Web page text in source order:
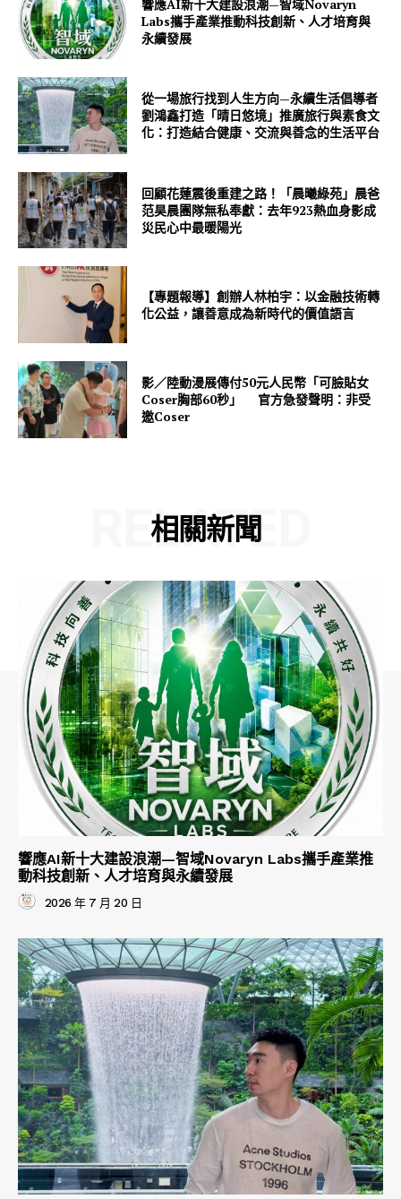
響應AI新十大建設浪潮—智域Novaryn
Labs攜手產業推動科技創新、人才培育與
永續發展
從一場旅行找到人生方向—永續生活倡導者
劉鴻鑫打造「晴日悠境」推廣旅行與素食文
化：打造結合健康、交流與善念的生活平台
回顧花蓮震後重建之路！「晨曦綠苑」晨爸
范昊晨團隊無私奉獻：去年923熱血身影成
災民心中最暖陽光
【專題報導】創辦人林柏宇：以金融技術轉
化公益，讓善意成為新時代的價值語言
影／陸動漫展傳付50元人民幣「可臉貼女
Coser胸部60秒」 官方急發聲明：非受
邀Coser
相關新聞
RELATED
響應AI新十大建設浪潮—智域Novaryn Labs攜手產業推
動科技創新、人才培育與永續發展
2026 年 7 月 20 日